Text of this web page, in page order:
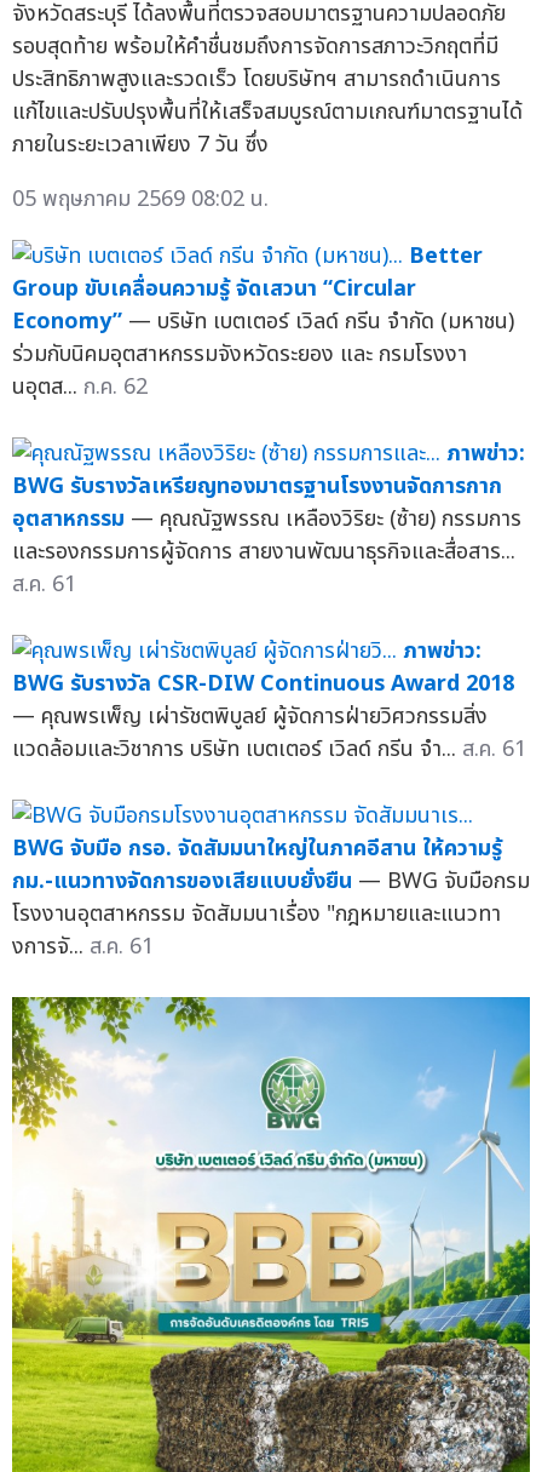
จังหวัดสระบุรี ได้ลงพื้นที่ตรวจสอบมาตรฐานความปลอดภัย
รอบสุดท้าย พร้อมให้คำชื่นชมถึงการจัดการสภาวะวิกฤตที่มี
ประสิทธิภาพสูงและรวดเร็ว โดยบริษัทฯ สามารถดำเนินการ
แก้ไขและปรับปรุงพื้นที่ให้เสร็จสมบูรณ์ตามเกณฑ์มาตรฐานได้
ภายในระยะเวลาเพียง 7 วัน ซึ่ง
05 พฤษภาคม 2569 08:02 น.
Better
Group ขับเคลื่อนความรู้ จัดเสวนา “Circular
Economy” — บริษัท เบตเตอร์ เวิลด์ กรีน จำกัด (มหาชน)
ร่วมกับนิคมอุตสาหกรรมจังหวัดระยอง และ กรมโรงงา
นอุตส... ก.ค. 62
ภาพข่าว:
BWG รับรางวัลเหรียญทองมาตรฐานโรงงานจัดการกาก
อุตสาหกรรม — คุณณัฐพรรณ เหลืองวิริยะ (ซ้าย) กรรมการ
และรองกรรมการผู้จัดการ สายงานพัฒนาธุรกิจและสื่อสาร...
ส.ค. 61
ภาพข่าว:
BWG รับรางวัล CSR-DIW Continuous Award 2018
— คุณพรเพ็ญ เผ่ารัชตพิบูลย์ ผู้จัดการฝ่ายวิศวกรรมสิ่ง
แวดล้อมและวิชาการ บริษัท เบตเตอร์ เวิลด์ กรีน จำ... ส.ค. 61
BWG จับมือ กรอ. จัดสัมมนาใหญ่ในภาคอีสาน ให้ความรู้
กม.-แนวทางจัดการของเสียแบบยั่งยืน — BWG จับมือกรม
โรงงานอุตสาหกรรม จัดสัมมนาเรื่อง "กฎหมายและแนวทา
งการจั... ส.ค. 61